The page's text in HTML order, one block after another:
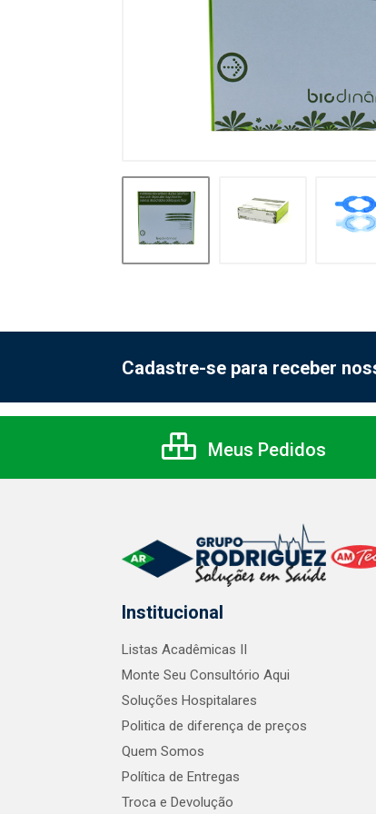
Cadastre-se para receber
Meus Pedidos
Institucional
Listas Acadêmicas II
Monte Seu Consultório Aqui
Soluções Hospitalares
Politica de diferença de preços
Quem Somos
Política de Entregas
Troca e Devolução